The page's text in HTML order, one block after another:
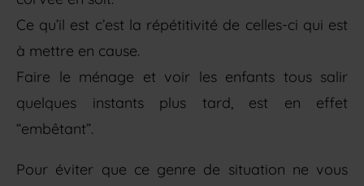
Ce qu’il est c’est la répétitivité de celles-ci qui est
à mettre en cause.
Faire le ménage et voir les enfants tous salir
quelques instants plus tard, est en effet
“embêtant”.
Pour éviter que ce genre de situation ne vous